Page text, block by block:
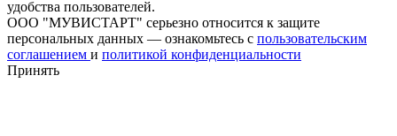
удобства пользователей.
ООО "МУВИСТАРТ" серьезно относится к защите
персональных данных — ознакомьтесь с пользовательским
соглашением и политикой конфиденциальности
Принять